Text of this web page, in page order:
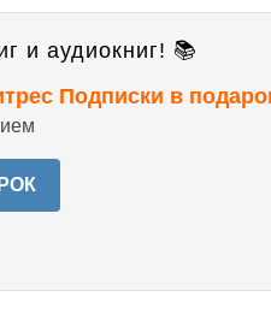
и аудиокниг! 📚
Подписки в